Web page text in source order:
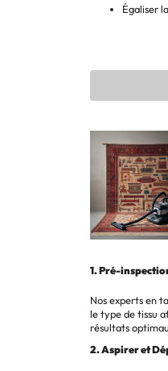
Égaliser
1. Pré-
Nos experts en
le type de tissu
résultats
2. Aspirer et